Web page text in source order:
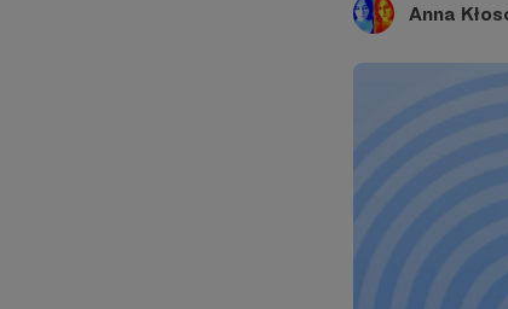
Anna